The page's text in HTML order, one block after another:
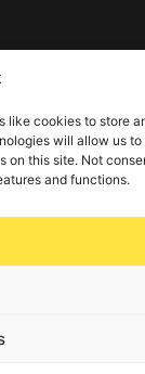
like cookies to store
will allow us to
on this site. Not
and functions.